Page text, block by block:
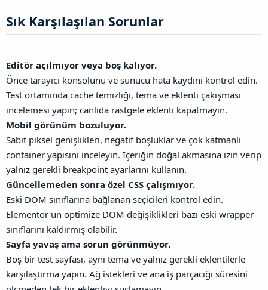
Sık Karşılaşılan Sorunlar​
Editör açılmıyor veya boş kalıyor.
Önce tarayıcı konsolunu ve sunucu hata kaydını kontrol edin.
Test ortamında cache temizliği, tema ve eklenti çakışması
incelemesi yapın; canlıda rastgele eklenti kapatmayın.
Mobil görünüm bozuluyor.
Sabit piksel genişlikleri, negatif boşluklar ve çok katmanlı
container yapısını inceleyin. İçeriğin doğal akmasına izin verip
yalnız gerekli breakpoint ayarlarını kullanın.
Güncellemeden sonra özel CSS çalışmıyor.
Eski DOM sınıflarına bağlanan seçicileri kontrol edin.
Elementor'un optimize DOM değişiklikleri bazı eski wrapper
sınıflarını kaldırmış olabilir.
Sayfa yavaş ama sorun görünmüyor.
Boş bir test sayfası, aynı tema ve yalnız gerekli eklentilerle
karşılaştırma yapın. Ağ istekleri ve ana iş parçacığı süresini